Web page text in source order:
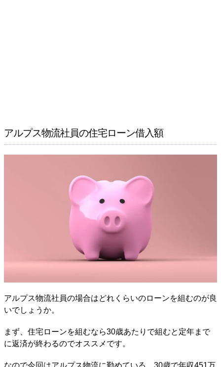
アルプス物流社員の住宅ローン借入額
アルプス物流社員の場合はどれくらいのローンを組むのが良
いでしょうか。
まず、住宅ローンを組むなら30歳あたりで組むと定年まで
に返済が終わるのでオススメです。
なので今回はアルプス物流に勤めている、30歳で年収451万